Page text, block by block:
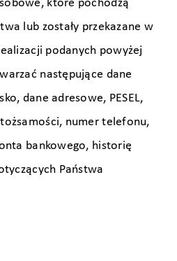
które pochodzą
lub zostały przekazane w
podanych powyżej
następujące dane
dane adresowe, PESEL,
numer telefonu,
bankowego, historię
Państwa